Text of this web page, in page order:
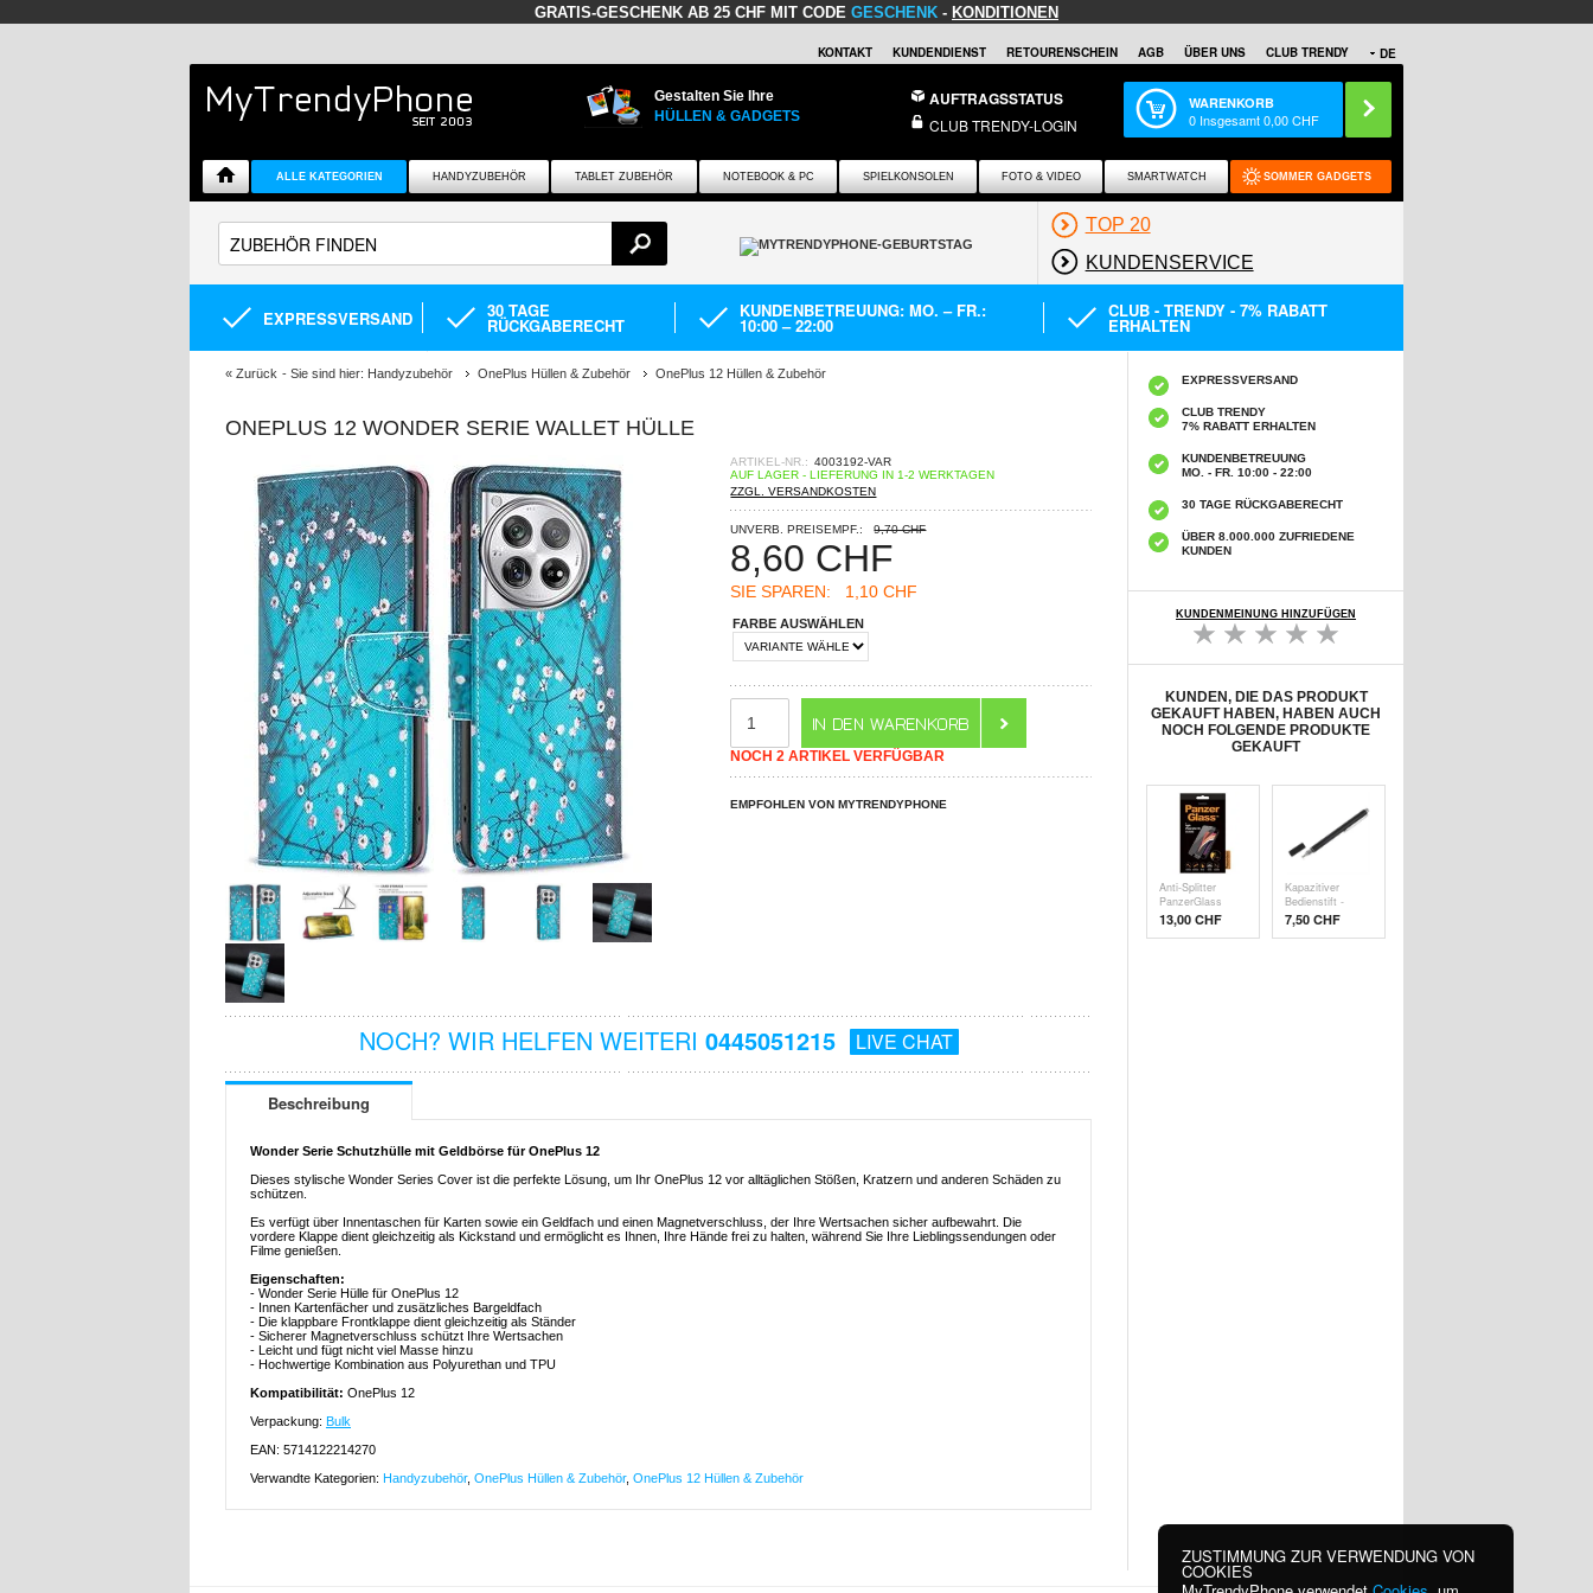
GRATIS-GESCHENK AB 25 CHF MIT CODE GESCHENK - KONDITIONEN
DE
KONTAKT KUNDENDIENST RETOURENSCHEIN AGB ÜBER UNS CLUB TRENDY
Gestalten Sie Ihre
HÜLLEN & GADGETS
AUFTRAGSSTATUS
CLUB TRENDY-LOGIN
WARENKORB
0 Insgesamt0,00CHF
ALLE KATEGORIEN HANDYZUBEHÖR TABLET ZUBEHÖR NOTEBOOK & PC SPIELKONSOLEN FOTO & VIDEO SMARTWATCH SOMMER GADGETS
TOP 20
KUNDENSERVICE
EXPRESSVERSAND 30 TAGE
RÜCKGABERECHT
KUNDENBETREUUNG: MO. – FR.:
10:00 – 22:00
CLUB - TRENDY - 7% RABATT
ERHALTEN
« Zurück - Sie sind hier: Handyzubehör OnePlus Hüllen & Zubehör OnePlus 12 Hüllen & Zubehör
ONEPLUS 12 WONDER SERIE WALLET HÜLLE
ARTIKEL-NR.: 4003192-VAR
AUF LAGER - LIEFERUNG IN 1-2 WERKTAGEN
ZZGL. VERSANDKOSTEN
UNVERB. PREISEMPF.: 9,70 CHF
8,60 CHF
SIE SPAREN: 1,10 CHF
FARBE AUSWÄHLEN
NOCH 2 ARTIKEL VERFÜGBAR
EMPFOHLEN VON MYTRENDYPHONE
NOCH? WIR HELFEN WEITERI 0445051215 LIVE CHAT
Beschreibung
Wonder Serie Schutzhülle mit Geldbörse für OnePlus 12
Dieses stylische Wonder Series Cover ist die perfekte Lösung, um Ihr OnePlus 12 vor alltäglichen Stößen, Kratzern und anderen Schäden zu
schützen.
Es verfügt über Innentaschen für Karten sowie ein Geldfach und einen Magnetverschluss, der Ihre Wertsachen sicher aufbewahrt. Die
vordere Klappe dient gleichzeitig als Kickstand und ermöglicht es Ihnen, Ihre Hände frei zu halten, während Sie Ihre Lieblingssendungen oder
Filme genießen.
Eigenschaften:
- Wonder Serie Hülle für OnePlus 12
- Innen Kartenfächer und zusätzliches Bargeldfach
- Die klappbare Frontklappe dient gleichzeitig als Ständer
- Sicherer Magnetverschluss schützt Ihre Wertsachen
- Leicht und fügt nicht viel Masse hinzu
- Hochwertige Kombination aus Polyurethan und TPU
Kompatibilität: OnePlus 12
Verpackung: Bulk
EAN: 5714122214270
Verwandte Kategorien: Handyzubehör, OnePlus Hüllen & Zubehör, OnePlus 12 Hüllen & Zubehör
EXPRESSVERSAND
CLUB TRENDY
7% RABATT ERHALTEN
KUNDENBETREUUNG
MO. - FR. 10:00 - 22:00
30 TAGE RÜCKGABERECHT
ÜBER 8.000.000 ZUFRIEDENE
KUNDEN
KUNDENMEINUNG HINZUFÜGEN
KUNDEN, DIE DAS PRODUKT
GEKAUFT HABEN, HABEN AUCH
NOCH FOLGENDE PRODUKTE
GEKAUFT
Anti-Splitter
PanzerGlass
Disp
13,00 CHF
Kapazitiver
Bedienstift -
Schw
7,50 CHF
ZUSTIMMUNG ZUR VERWENDUNG VON
COOKIES